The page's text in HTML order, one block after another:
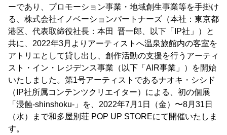
ーであり、プロモーション事業・地域創生事業等を手掛け
る、株式会社イノベーションパートナーズ（本社：東京都
港区、代表取締役社長：本田 晋一郎、以下「IP社」）と
共に、2022年3月よりアーティストへ温泉旅館内の客室を
アトリエとして貸し出し、創作活動の支援を行うアーティ
スト・イン・レジデンス事業（以下「AIR事業」）を開始
いたしました。第1号アーティストであるナオキ・シシド
（IP社所属コンテンツクリエイター）による、初の個展
「浸蝕-shinshoku-」を、2022年7月1日（金）〜8月31日
（水）まで和多屋別荘 POP UP STOREにて開催いたしま
す。